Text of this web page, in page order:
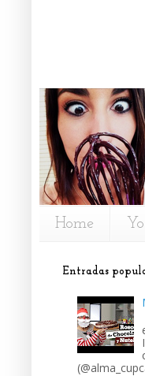
Home Yo
Entradas